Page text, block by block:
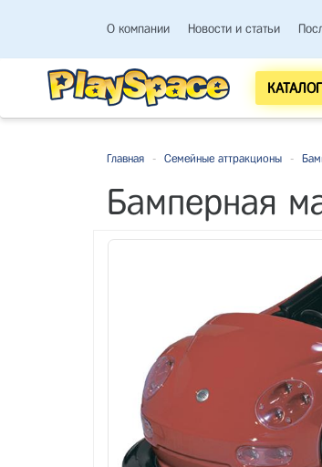
О компании Новости и статьи
Главная - Семейные аттракционы -
Бамперная